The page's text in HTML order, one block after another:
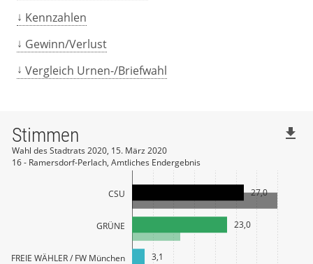
Kennzahlen
Gewinn/Verlust
Vergleich Urnen-/Briefwahl
CSU
GRÜNE
FREIE WÄHLER / FW München
27,0
23,0
3,1
Stimmen
Wahl des Stadtrats 2020, 15. März 2020
16 - Ramersdorf-Perlach, Amtliches Endergebnis
file_download